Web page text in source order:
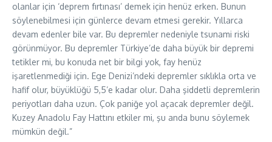
olanlar için ‘deprem fırtınası’ demek için henüz erken. Bunun
söylenebilmesi için günlerce devam etmesi gerekir. Yıllarca
devam edenler bile var. Bu depremler nedeniyle tsunami riski
görünmüyor. Bu depremler Türkiye’de daha büyük bir depremi
tetikler mi, bu konuda net bir bilgi yok, fay henüz
işaretlenmediği için. Ege Denizi’ndeki depremler sıklıkla orta ve
hafif olur, büyüklüğü 5,5’e kadar olur. Daha şiddetli depremlerin
periyotları daha uzun. Çok paniğe yol açacak depremler değil.
Kuzey Anadolu Fay Hattını etkiler mi, şu anda bunu söylemek
mümkün değil.”